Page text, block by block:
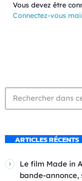
Vous devez être
Connectez-vous
ARTICLES RÉCENTS
Le film Made in
bande-annonce,